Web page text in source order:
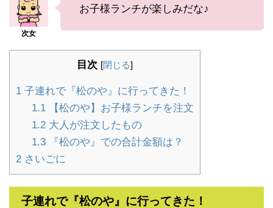
お子様ランチが楽しみだな♪
目次 [閉じる]
1 子連れで『松のや』に行ってきた！
1.1【松のや】お子様ランチを注文
1.2大人が注文したもの
1.3『松のや』での合計金額は？
2 さいごに
子連れで『松のや』に行ってきた！